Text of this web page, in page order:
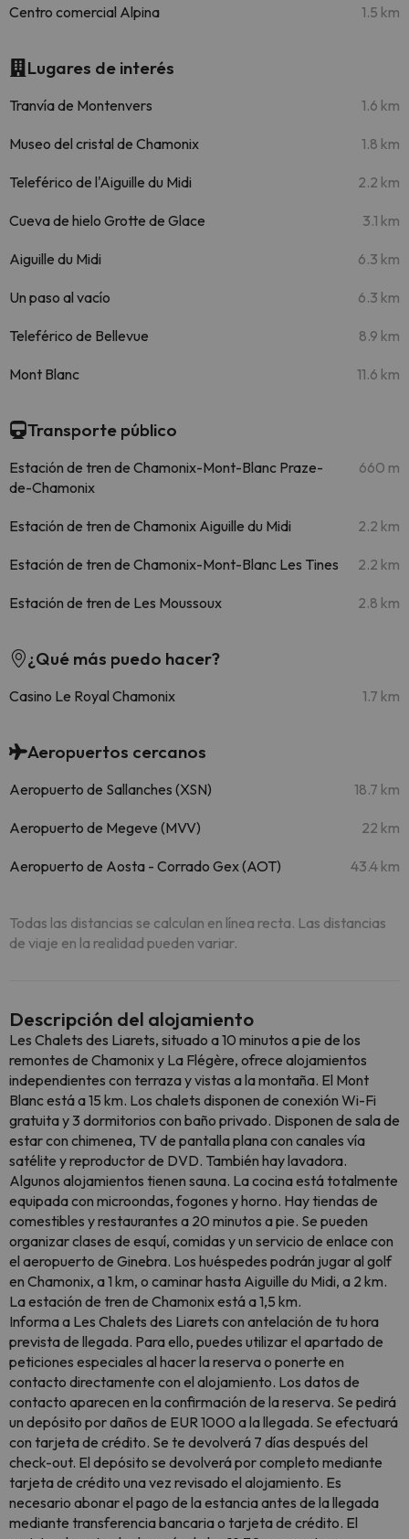
Centro comercial Alpina 1.5 km
Lugares de interés
Tranvía de Montenvers 1.6 km
Museo del cristal de Chamonix 1.8 km
Teleférico de l'Aiguille du Midi 2.2 km
Cueva de hielo Grotte de Glace 3.1 km
Aiguille du Midi 6.3 km
Un paso al vacío 6.3 km
Teleférico de Bellevue 8.9 km
Mont Blanc 11.6 km
Transporte público
Estación de tren de Chamonix-Mont-Blanc Praze-
de-Chamonix
660 m
Estación de tren de Chamonix Aiguille du Midi 2.2 km
Estación de tren de Chamonix-Mont-Blanc Les Tines 2.2 km
Estación de tren de Les Moussoux 2.8 km
¿Qué más puedo hacer?
Casino Le Royal Chamonix 1.7 km
Aeropuertos cercanos
Aeropuerto de Sallanches (XSN) 18.7 km
Aeropuerto de Megeve (MVV) 22 km
Aeropuerto de Aosta - Corrado Gex (AOT) 43.4 km
Todas las distancias se calculan en línea recta. Las distancias
de viaje en la realidad pueden variar.
Descripción del alojamiento
Les Chalets des Liarets, situado a 10 minutos a pie de los
remontes de Chamonix y La Flégère, ofrece alojamientos
independientes con terraza y vistas a la montaña. El Mont
Blanc está a 15 km. Los chalets disponen de conexión Wi-Fi
gratuita y 3 dormitorios con baño privado. Disponen de sala de
estar con chimenea, TV de pantalla plana con canales vía
satélite y reproductor de DVD. También hay lavadora.
Algunos alojamientos tienen sauna. La cocina está totalmente
equipada con microondas, fogones y horno. Hay tiendas de
comestibles y restaurantes a 20 minutos a pie. Se pueden
organizar clases de esquí, comidas y un servicio de enlace con
el aeropuerto de Ginebra. Los huéspedes podrán jugar al golf
en Chamonix, a 1 km, o caminar hasta Aiguille du Midi, a 2 km.
La estación de tren de Chamonix está a 1,5 km.
Informa a Les Chalets des Liarets con antelación de tu hora
prevista de llegada. Para ello, puedes utilizar el apartado de
peticiones especiales al hacer la reserva o ponerte en
contacto directamente con el alojamiento. Los datos de
contacto aparecen en la confirmación de la reserva. Se pedirá
un depósito por daños de EUR 1000 a la llegada. Se efectuará
con tarjeta de crédito. Se te devolverá 7 días después del
check-out. El depósito se devolverá por completo mediante
tarjeta de crédito una vez revisado el alojamiento. Es
necesario abonar el pago de la estancia antes de la llegada
mediante transferencia bancaria o tarjeta de crédito. El